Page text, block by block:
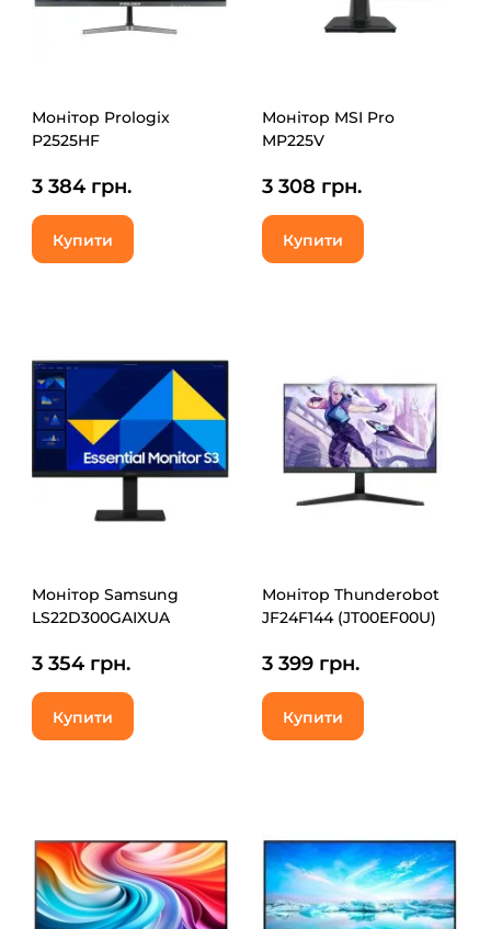
Монітор Prologix
P2525HF
3 384 грн.
Купити
Монітор MSI Pro
MP225V
3 308 грн.
Купити
Монітор Samsung
LS22D300GAIXUA
3 354 грн.
Купити
Монітор Thunderobot
JF24F144 (JT00EF00U)
3 399 грн.
Купити